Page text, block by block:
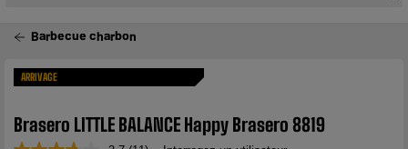
Barbecue charbon
ARRIVAGE
Brasero LITTLE BALANCE Happy Brasero 8819